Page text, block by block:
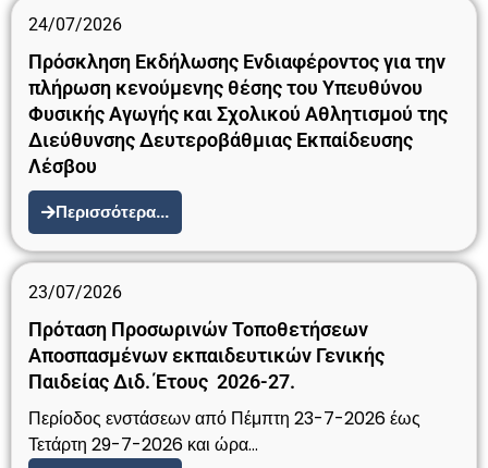
24/07/2026
Πρόσκληση Εκδήλωσης Ενδιαφέροντος για την
πλήρωση κενούμενης θέσης του Υπευθύνου
Φυσικής Αγωγής και Σχολικού Αθλητισμού της
Διεύθυνσης Δευτεροβάθμιας Εκπαίδευσης
Λέσβου
Περισσότερα...
23/07/2026
Πρόταση Προσωρινών Τοποθετήσεων
Αποσπασμένων εκπαιδευτικών Γενικής
Παιδείας Διδ. Έτους 2026-27.
Περίοδος ενστάσεων από Πέμπτη 23-7-2026 έως
Τετάρτη 29-7-2026 και ώρα…